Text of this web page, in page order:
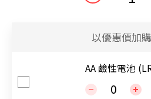
以優惠價加
AA 鹼性電池